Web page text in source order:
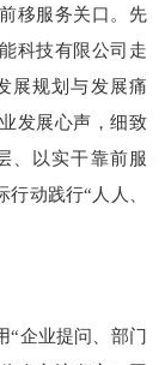
移服务关口。先
科技有限公司走
展规划与发展痛
发展心声，细致
、以实干靠前服
动践行“人人、
企业提问、部门